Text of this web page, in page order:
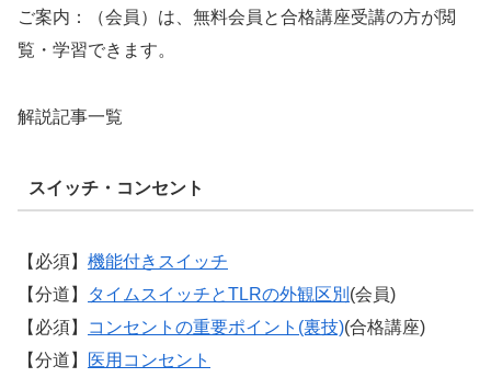
ご案内：（会員）は、無料会員と合格講座受講の方が閲
覧・学習できます。
解説記事一覧
スイッチ・コンセント
【必須】 機能付きスイッチ
【分道】
タイムスイッチとTLRの外観区別 (会員)
【必須】
コンセントの重要ポイント(裏技)(合格講座)
【分道】
医用コンセント